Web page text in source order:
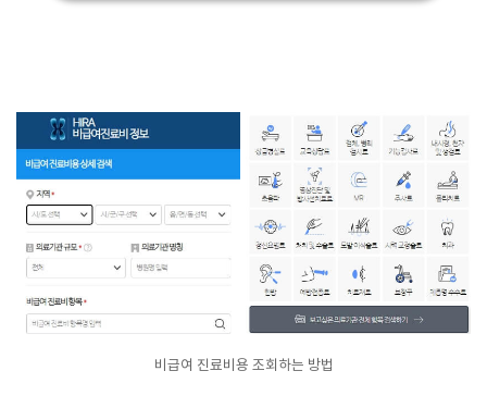
비급여 진료비용 조회하는 방법